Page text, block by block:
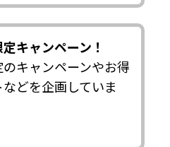
キャンペーン！
キャンペーンやお得
どを企画していま